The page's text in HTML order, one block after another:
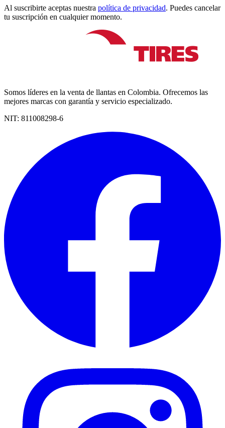
Al suscribirte aceptas nuestra política de privacidad. Puedes cancelar
tu suscripción en cualquier momento.
Somos líderes en la venta de llantas en Colombia. Ofrecemos las
mejores marcas con garantía y servicio especializado.
NIT: 811008298-6